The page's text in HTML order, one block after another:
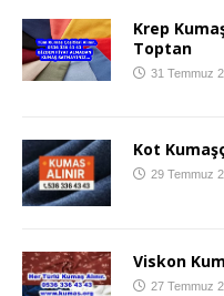
Krep
Toptan
31 Temmuz
Kot
29 Temmuz
Viskon
27 Temmuz